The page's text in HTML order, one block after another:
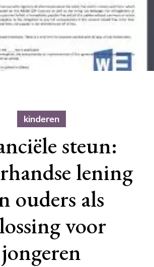
kinderen
steun:
lening
ouders als
voor
jongeren